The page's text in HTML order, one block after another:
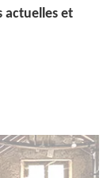
actuelles et